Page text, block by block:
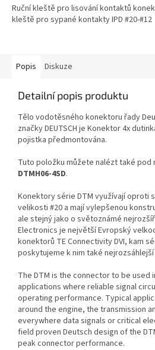
Ruční kleště pro lisování kontaktů
kleště pro sypané kontakty IPD #20-#12
Popis Diskuze
Detailní popis produktu
Tělo vodotěsného konektoru řady
značky DEUTSCH je Konektor 4x
pojistka předmontována.
Tuto položku můžete nalézt také pod
DTMH06-4SD.
Konektory série DTM využívají oproti
velikosti #20 a mají vylepšenou
ale stejný jako o světoznámé
Electronics je největší Evropský
konektorů TE Connectivity DVI, kam
poskytujeme k nim také
The DTM is the connector to be used
applications where reliable signal
operating performance. Typical
around the engine, the transmission
everywhere data signals or critical
field proven Deutsch design of the
peak connector performance.